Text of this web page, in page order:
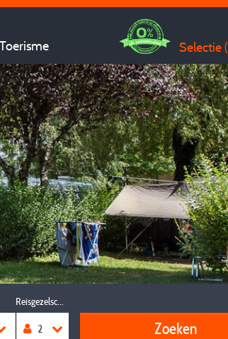
Toerisme Selectie (
Reisgezelschap
Zoeken